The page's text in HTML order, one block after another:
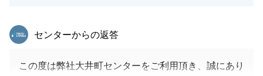
東急リバブル
センターからの返答
この度は弊社大井町センターをご利用頂き、誠にあり